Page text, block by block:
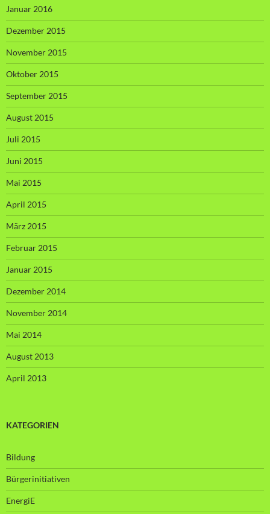
Januar 2016
Dezember 2015
November 2015
Oktober 2015
September 2015
August 2015
Juli 2015
Juni 2015
Mai 2015
April 2015
März 2015
Februar 2015
Januar 2015
Dezember 2014
November 2014
Mai 2014
August 2013
April 2013
KATEGORIEN
Bildung
Bürgerinitiativen
EnergiE